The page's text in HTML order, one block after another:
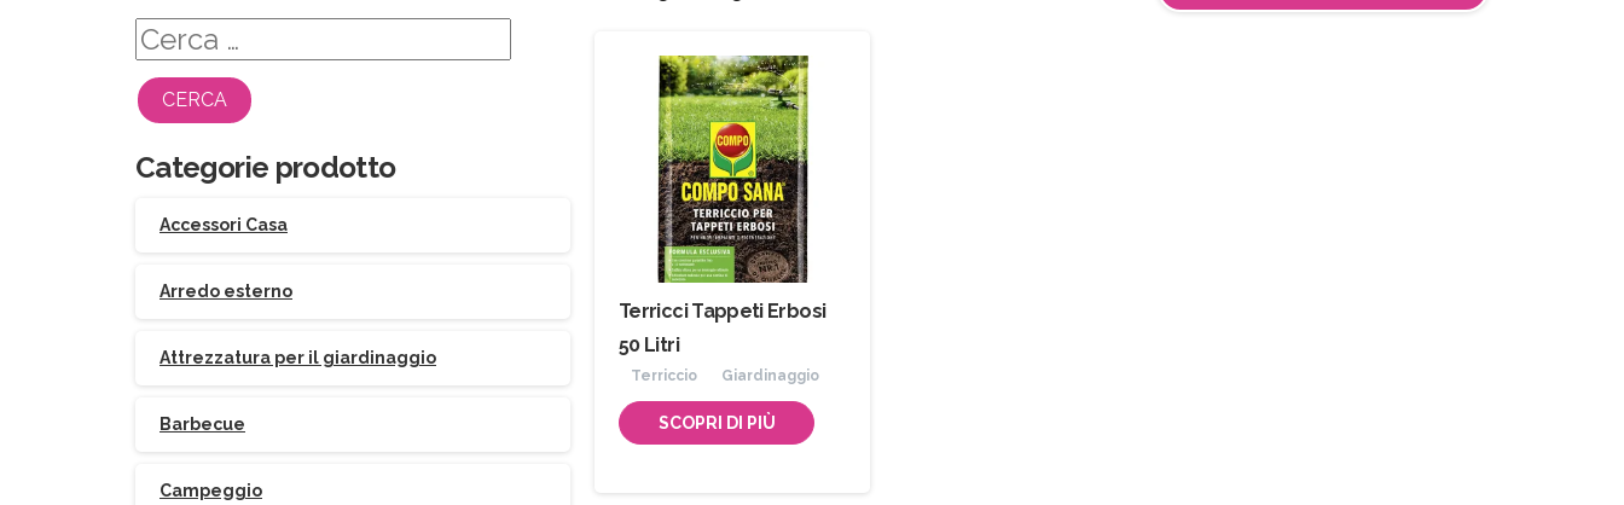
Terricci Tappeti Erbosi
50 Litri
Terriccio Giardinaggio
SCOPRI DI PIÙ
Ricerca
per:
Categorie prodotto
Accessori Casa
Arredo esterno
Attrezzatura per il giardinaggio
Barbecue
Campeggio